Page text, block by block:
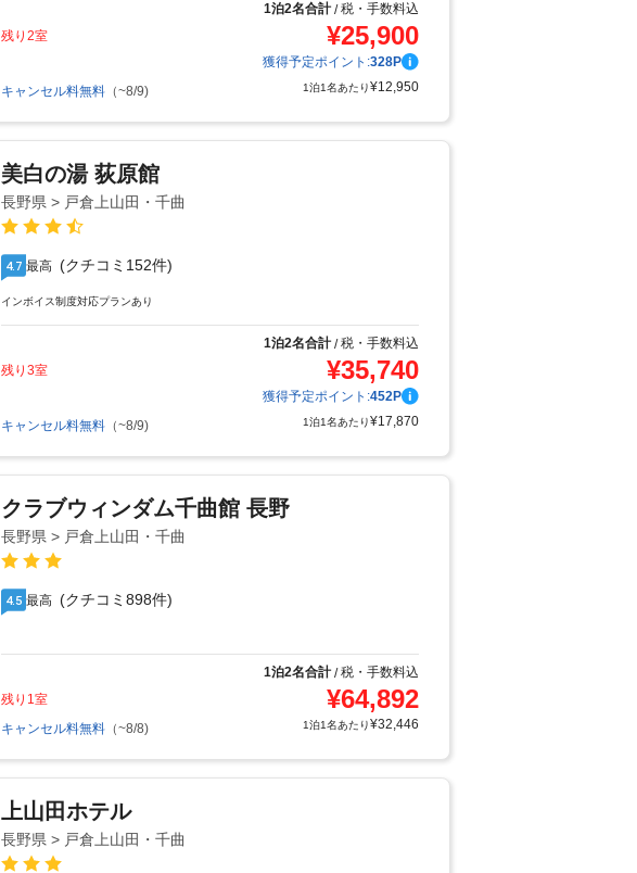
1泊2名合計/税・手数料込
残り2室
¥25,900
獲得予定ポイント:328P
キャンセル料無料 （~8/9) 1泊1名あたり¥12,950
美白の湯 荻原館
長野県 > 戸倉上山田・千曲
4.7 最高 (クチコミ152件)
インボイス制度対応プランあり
1泊2名合計/税・手数料込
残り3室
¥35,740
獲得予定ポイント:452P
キャンセル料無料 （~8/9) 1泊1名あたり¥17,870
クラブウィンダム千曲館 長野
長野県 > 戸倉上山田・千曲
4.5 最高 (クチコミ898件)
1泊2名合計/税・手数料込
残り1室
¥64,892
キャンセル料無料 （~8/8) 1泊1名あたり¥32,446
上山田ホテル
長野県 > 戸倉上山田・千曲